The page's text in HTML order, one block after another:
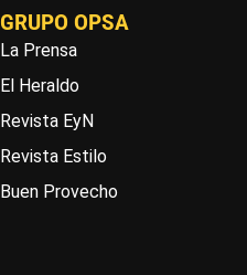
GRUPO OPSA
La Prensa
El Heraldo
Revista EyN
Revista Estilo
Buen Provecho